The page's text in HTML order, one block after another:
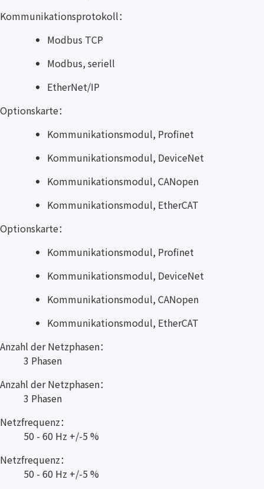
Kommunikationsprotokoll：
Modbus TCP
Modbus, seriell
EtherNet/IP
Optionskarte：
Kommunikationsmodul, Profinet
Kommunikationsmodul, DeviceNet
Kommunikationsmodul, CANopen
Kommunikationsmodul, EtherCAT
Optionskarte：
Kommunikationsmodul, Profinet
Kommunikationsmodul, DeviceNet
Kommunikationsmodul, CANopen
Kommunikationsmodul, EtherCAT
Anzahl der Netzphasen：
3 Phasen
Anzahl der Netzphasen：
3 Phasen
Netzfrequenz：
50 - 60 Hz +/-5 %
Netzfrequenz：
50 - 60 Hz +/-5 %